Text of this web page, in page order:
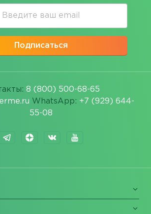
Подписаться
8 (800) 500-68-65
WhatsApp: +7 (929) 644-
55-08